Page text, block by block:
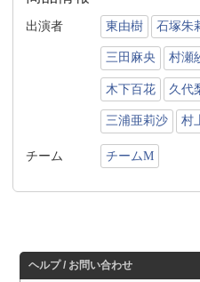
出演者 東由樹 石塚朱
三田麻央 村瀬
木下百花 久代
三浦亜莉沙 村
チーム チームM
ヘルプ / お問い合わせ